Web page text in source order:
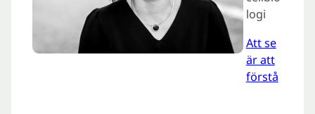
logi
Att se
är att
förstå